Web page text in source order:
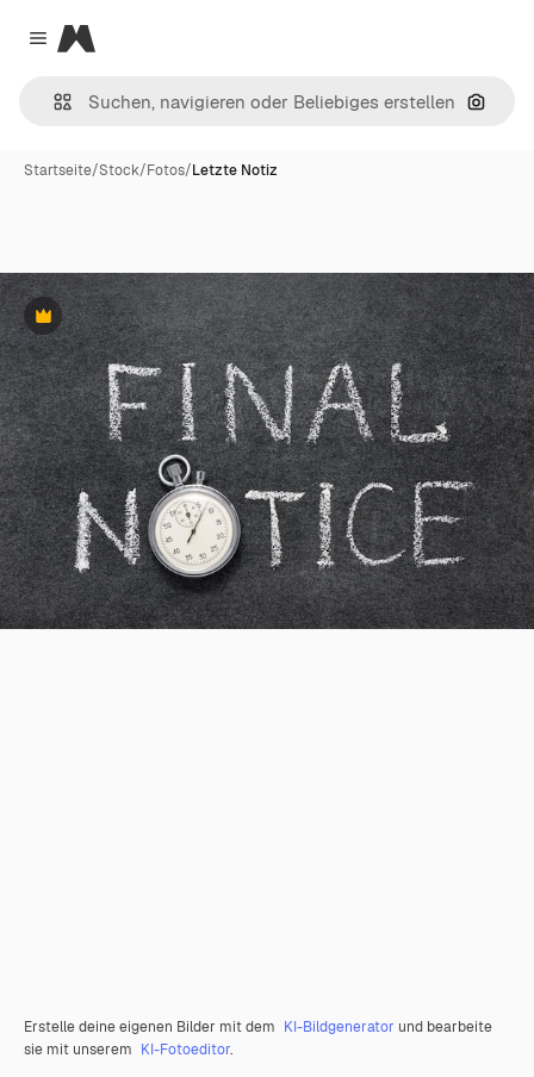
Close menu
Magnific
Nach
Startseite/Stock/Fotos/Letzte Notiz
Premium
Erstelle deine eigenen Bilder mit dem KI-Bildgenerator und bearbeite
sie mit unserem KI-Fotoeditor.